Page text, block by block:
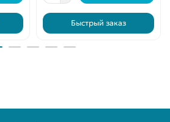
Быстрый заказ